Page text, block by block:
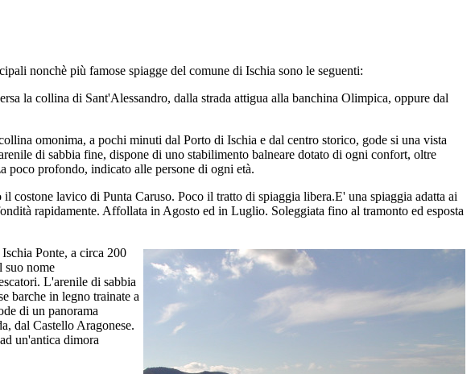
nonchè più famose spiagge del comune di Ischia sono le seguenti:
la collina di Sant'Alessandro, dalla strada attigua alla banchina Olimpica, oppure dal
omonima, a pochi minuti dal Porto di Ischia e dal centro storico, gode si una vista
di sabbia fine, dispone di uno stabilimento balneare dotato di ogni confort, oltre
poco profondo, indicato alle persone di ogni età.
costone lavico di Punta Caruso. Poco il tratto di spiaggia libera.E' una spiaggia adatta ai
rapidamente. Affollata in Agosto ed in Luglio. Soleggiata fino al tramonto ed esposta
Ponte, a circa 200
suo nome
L'arenile di sabbia
barche in legno trainate a
di un panorama
dal Castello Aragonese.
un'antica dimora